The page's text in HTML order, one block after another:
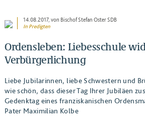
14.08.2017, von Bischof Stefan Oster SDB
In Predigten
Ordensleben: Liebesschule
Verbürgerlichung
Liebe Jubilarinnen, liebe Schwestern und
wie schön, dass dieser Tag Ihrer Jubiläen
Gedenktag eines franziskanischen
Pater Maximilian Kolbe